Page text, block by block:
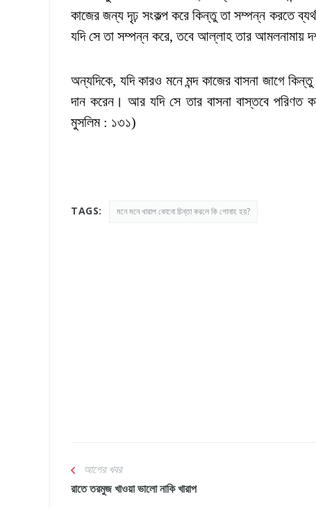
কাজের জন্য দৃঢ় সংকল্প করে কিন্তু তা সম্পন্ন করতে
যদি সে তা সম্পন্ন করে, তবে আল্লাহ তার আমলনামায়
অন্যদিকে, যদি কারও মনে মন্দ কাজের বাসনা জাগে
দান করেন। আর যদি সে তার বাসনা বাস্তবে পরিণত
মুসলিম : ১৩১)
TAGS: মনে মনে খারাপ কোনো চিন্তা করলে কি গোনাহ হয়?
আগের খবর
রাতে তরমুজ খাওয়া ভালো নাকি খারাপ